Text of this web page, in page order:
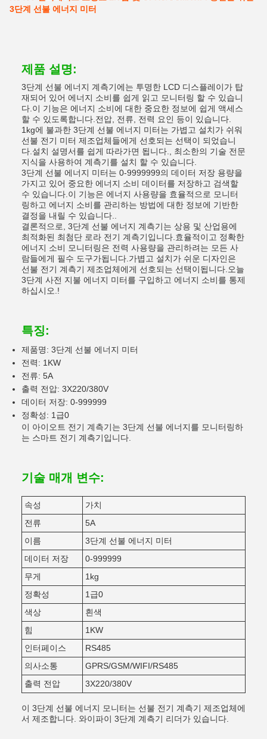
3단계 선불 에너지 미터
제품 설명:
3단계 선불 에너지 계측기에는 투명한 LCD 디스플레이가 탑
재되어 있어 에너지 소비를 쉽게 읽고 모니터링 할 수 있습니
다.이 기능은 에너지 소비에 대한 중요한 정보에 쉽게 액세스
할 수 있도록합니다.전압, 전류, 전력 요인 등이 있습니다.
1kg에 불과한 3단계 선불 에너지 미터는 가볍고 설치가 쉬워
선불 전기 미터 제조업체들에게 선호되는 선택이 되었습니
다.설치 설명서를 쉽게 따라가면 됩니다., 최소한의 기술 전문
지식을 사용하여 계측기를 설치 할 수 있습니다.
3단계 선불 에너지 미터는 0-9999999의 데이터 저장 용량을
가지고 있어 중요한 에너지 소비 데이터를 저장하고 검색할
수 있습니다.이 기능은 에너지 사용량을 효율적으로 모니터
링하고 에너지 소비를 관리하는 방법에 대한 정보에 기반한
결정을 내릴 수 있습니다..
결론적으로, 3단계 선불 에너지 계측기는 상용 및 산업용에
최적화된 최첨단 로라 전기 계측기입니다.효율적이고 정확한
에너지 소비 모니터링은 전력 사용량을 관리하려는 모든 사
람들에게 필수 도구가됩니다.가볍고 설치가 쉬운 디자인은
선불 전기 계측기 제조업체에게 선호되는 선택이됩니다.오늘
3단계 사전 지불 에너지 미터를 구입하고 에너지 소비를 통제
하십시오.!
특징:
제품명: 3단계 선불 에너지 미터
전력: 1KW
전류: 5A
출력 전압: 3X220/380V
데이터 저장: 0-999999
정확성: 1급0
이 아이오트 전기 계측기는 3단계 선불 에너지를 모니터링하
는 스마트 전기 계측기입니다.
기술 매개 변수:
속성
가치
전류
5A
이름
3단계 선불 에너지 미터
데이터 저장
0-999999
무게
1kg
정확성
1급0
색상
흰색
힘
1KW
인터페이스
RS485
의사소통
GPRS/GSM/WIFI/RS485
출력 전압
3X220/380V
이 3단계 선불 에너지 모니터는 선불 전기 계측기 제조업체에
서 제조합니다. 와이파이 3단계 계측기 리더가 있습니다.